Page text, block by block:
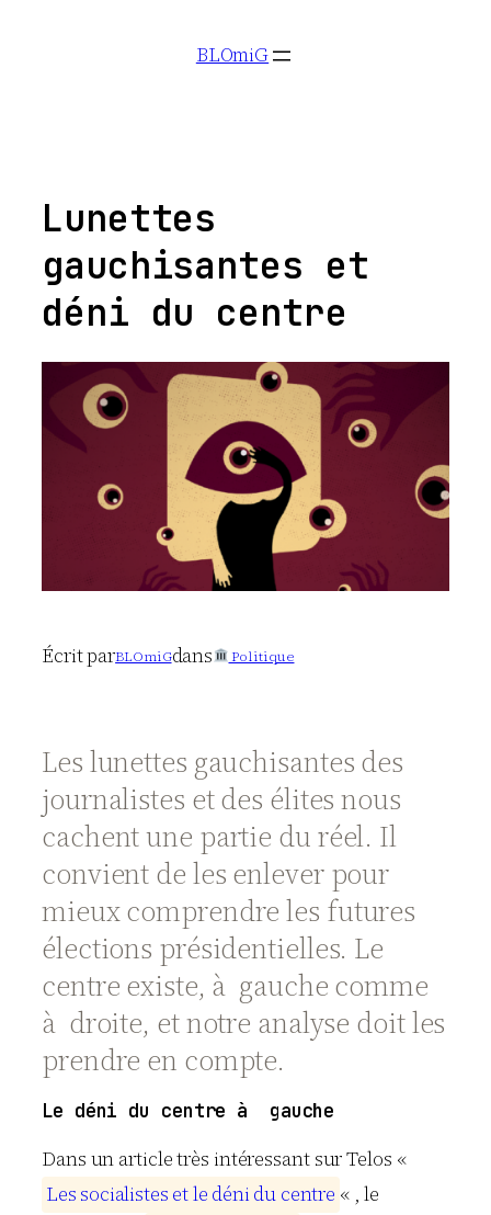
BLOmiG
Lunettes
gauchisantes et
déni du centre
Écrit parBLOmiGdans Politique
Les lunettes gauchisantes des
journalistes et des élites nous
cachent une partie du réel. Il
convient de les enlever pour
mieux comprendre les futures
élections présidentielles. Le
centre existe, à gauche comme
à droite, et notre analyse doit les
prendre en compte.
Le déni du centre à gauche
Dans un article très intéressant sur Telos «
Les socialistes etle dénidu centre « , le